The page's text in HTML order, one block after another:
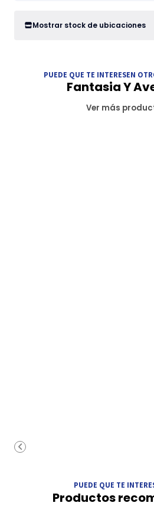
Mostrar stock de ubicaciones
PUEDE QUE TE INTERESEN
Fantasia Y
Ver más
PUEDE QUE TE
Productos